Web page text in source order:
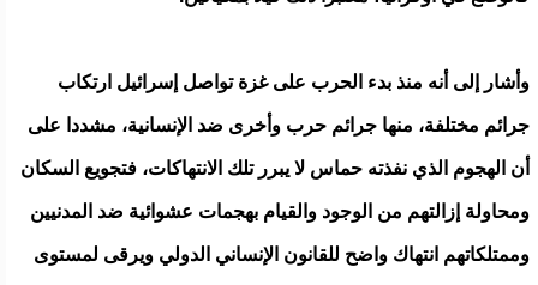
وأشار إلى أنه منذ بدء الحرب على غزة تواصل إسرائيل ارتكاب
جرائم مختلفة، منها جرائم حرب وأخرى ضد الإنسانية، مشددا على
أن الهجوم الذي نفذته حماس لا يبرر تلك الانتهاكات، فتجويع السكان
ومحاولة إزالتهم من الوجود والقيام بهجمات عشوائية ضد المدنيين
وممتلكاتهم انتهاك واضح للقانون الإنساني الدولي ويرقى لمستوى